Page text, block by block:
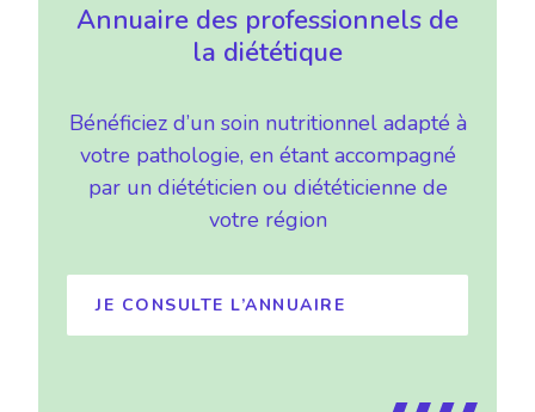
Annuaire des professionnels de
la diététique
Bénéficiez d’un soin nutritionnel adapté à
votre pathologie, en étant accompagné
par un diététicien ou diététicienne de
votre région
JE CONSULTE L’ANNUAIRE